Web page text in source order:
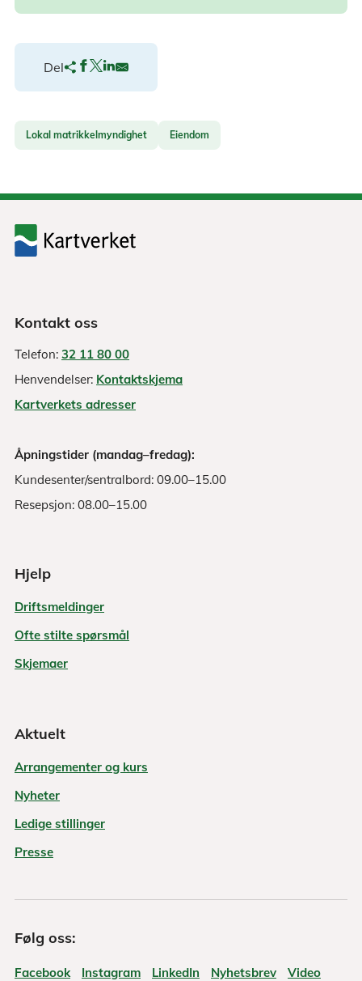
Del
Lokal matrikkelmyndighet Eiendom
Kontakt oss
Telefon: 32 11 80 00
Henvendelser: Kontaktskjema
Kartverkets adresser
Åpningstider (mandag–fredag):
Kundesenter/sentralbord: 09.00–15.00
Resepsjon: 08.00–15.00
Hjelp
Driftsmeldinger
Ofte stilte spørsmål
Skjemaer
Aktuelt
Arrangementer og kurs
Nyheter
Ledige stillinger
Presse
Følg oss:
Facebook Instagram LinkedIn Nyhetsbrev Video